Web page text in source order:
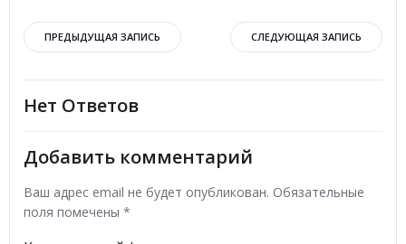
Навигация
по
записям
ПРЕДЫДУЩАЯ ЗАПИСЬ
Навигация
по
СЛЕДУЮЩАЯ ЗАПИСЬ
Нет Ответов
Добавить комментарий
Ваш адрес email не будет опубликован. Обязательные
поля помечены *